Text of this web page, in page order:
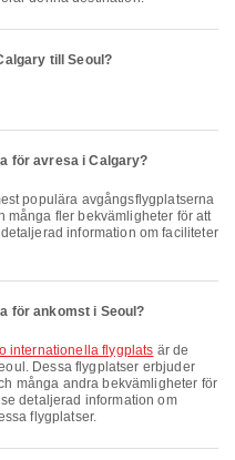
till Seoul?
för avresa i Calgary?
populära avgångsflygplatserna
många fler bekvämligheter för att
information om faciliteter
för ankomst i Seoul?
internationella flygplats är de
Dessa flygplatser erbjuder
många andra bekvämligheter för
detaljerad information om
flygplatser.